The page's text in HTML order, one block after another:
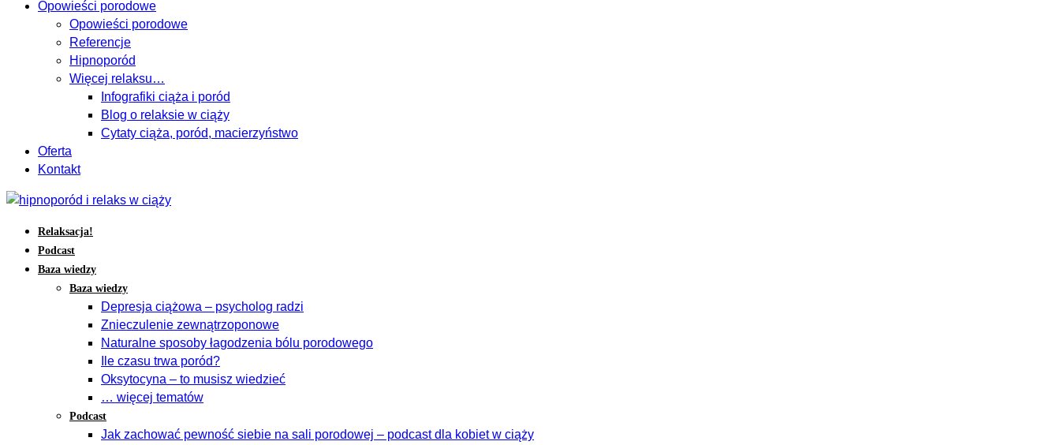
Opowieści porodowe
Opowieści porodowe
Referencje
Hipnoporód
Więcej relaksu…
Infografiki ciąża i poród
Blog o relaksie w ciąży
Cytaty ciąża, poród, macierzyństwo
Oferta
Kontakt
Relaksacja!
Podcast
Baza wiedzy
Baza wiedzy
Depresja ciążowa – psycholog radzi
Znieczulenie zewnątrzoponowe
Naturalne sposoby łagodzenia bólu porodowego
Ile czasu trwa poród?
Oksytocyna – to musisz wiedzieć
… więcej tematów
Podcast
Jak zachować pewność siebie na sali porodowej – podcast dla kobiet w ciąży